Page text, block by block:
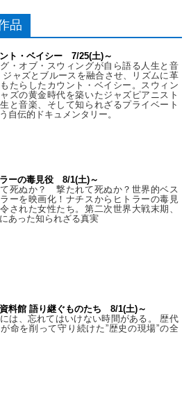
品
ト・ベイシー 7/25(土)～
・オブ・スウィングが自ら語る人生と音
ジャズとブルースを融合させ、リズムに革
たらしたカウント・ベイシー。スウィン
ズの黄金時代を築いたジャズピアニスト
と音楽、そして知られざるプライベート
自伝的ドキュメンタリー。
ーの毒見役 8/1(土)～
死ぬか？ 撃たれて死ぬか？世界的ベス
ラーを映画化！ナチスからヒトラーの毒見
された女性たち。第二次世界大戦末期、
あった知られざる真実
料館 語り継ぐものたち 8/1(土)～
は、忘れてはいけない時間がある。 歴代
命を削って守り続けた”歴史の現場”の全